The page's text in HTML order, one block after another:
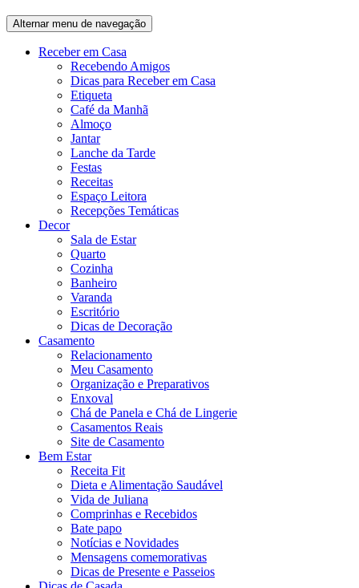
Alternar menu de navegação
Receber em Casa
Recebendo Amigos
Dicas para Receber em Casa
Etiqueta
Café da Manhã
Almoço
Jantar
Lanche da Tarde
Festas
Receitas
Espaço Leitora
Recepções Temáticas
Decor
Sala de Estar
Quarto
Cozinha
Banheiro
Varanda
Escritório
Dicas de Decoração
Casamento
Relacionamento
Meu Casamento
Organização e Preparativos
Enxoval
Chá de Panela e Chá de Lingerie
Casamentos Reais
Site de Casamento
Bem Estar
Receita Fit
Dieta e Alimentação Saudável
Vida de Juliana
Comprinhas e Recebidos
Bate papo
Notícias e Novidades
Mensagens comemorativas
Dicas de Presente e Passeios